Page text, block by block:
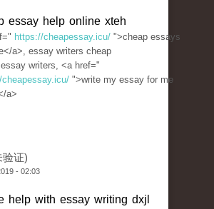
essay help online xteh
https://cheapessay.icu/ ">cheap essays
a>, essay writers cheap
writers, <a href="
cheapessay.icu/ ">write my essay for me
a>
验证)
- 02:03
help with essay writing dxjl